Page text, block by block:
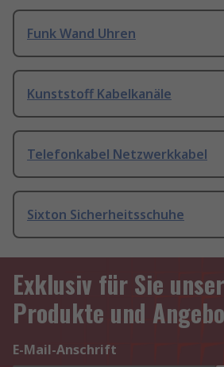
Funk Wand Uhren
Kunststoff Kabelkanäle
Telefonkabel Netzwerkkabel
Sixton Sicherheitsschuhe
Exklusiv für Sie
Produkte und
E-Mail-Anschrift